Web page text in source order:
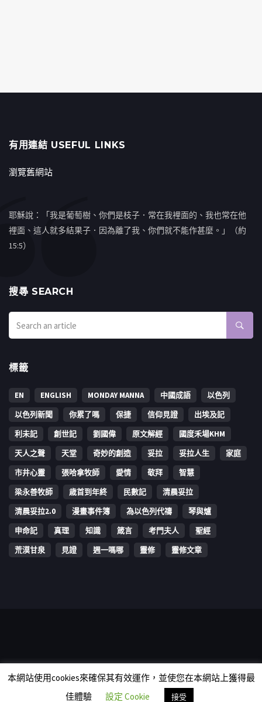
有用連結 USEFUL LINKS
瀏覽舊網站
耶穌說：「我是葡萄樹、你們是枝子．常在我裡面的、我也常在他
裡面、這人就多結果子．因為離了我、你們就不能作甚麼。」（約
15:5）
搜㝷 SEARCH
標籤
EN ENGLISH MONDAY MANNA 中國成語
以色列
以色列新聞
你累了嗎 保捷 信仰見證
出埃及記
利未記
創世記 劉國偉 原文解經
國度禾場KHM
天人之聲
天堂 奇妙的創造 妥拉 妥拉人生
家庭
市井心靈
張哈拿牧師 愛情 敬拜
智慧
梁永善牧師
歳首到年終 民數記
清晨妥拉
清晨妥拉2.0
漫畫事件簿 為以色列代禱
琴與爐
申命記
真理 知識 箴言 考門夫人
聖經
荒漠甘泉
見證 週一嗎哪 靈修 靈修文章
rights reserved.
本網站使用cookies來確保其有效運作，並使您在本網站上獲得最
佳體驗
設定 Cookie 接受